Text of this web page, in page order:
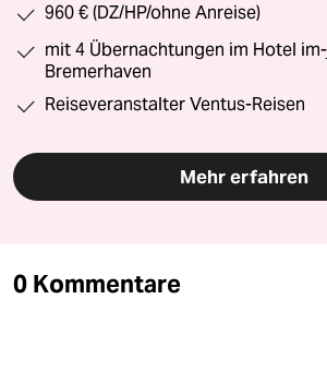
960 € (DZ/HP/ohne Anreise)
mit 4 Übernachtungen im Hotel
Bremerhaven
Reiseveranstalter Ventus-Reisen
Mehr erfahren
0 Kommentare